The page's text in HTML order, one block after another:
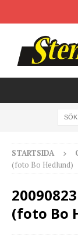
STARTSIDA
(foto Bo Hedlund)
(foto Bo